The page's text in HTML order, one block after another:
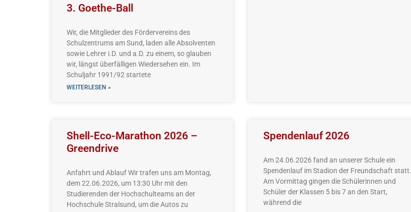
3. Goethe-Ball
Wir, die Mitglieder des Fördervereins des
Schulzentrums am Sund, laden alle Absolventen
sowie Lehrer i.D. und a.D. zu einem, so glauben
wir, längst überfälligen Wiedersehen ein. Im
Schuljahr 1991/92 startete
WEITERLESEN »
Shell-Eco-Marathon 2026 –
Greendrive
Anfahrt und Ablauf Wir trafen uns am Montag,
dem 22.06.2026, um 13:30 Uhr mit den
Studierenden der Hochschulteams an der
Hochschule Stralsund, um die Autos zu
Spendenlauf 2026
Am 24.06.2026 fand an unserer Schule ein
Spendenlauf im Stadion der Freundschaft statt.
Am Vormittag gingen die Schülerinnen und
Schüler der Klassen 5 bis 7 an den Start,
während die